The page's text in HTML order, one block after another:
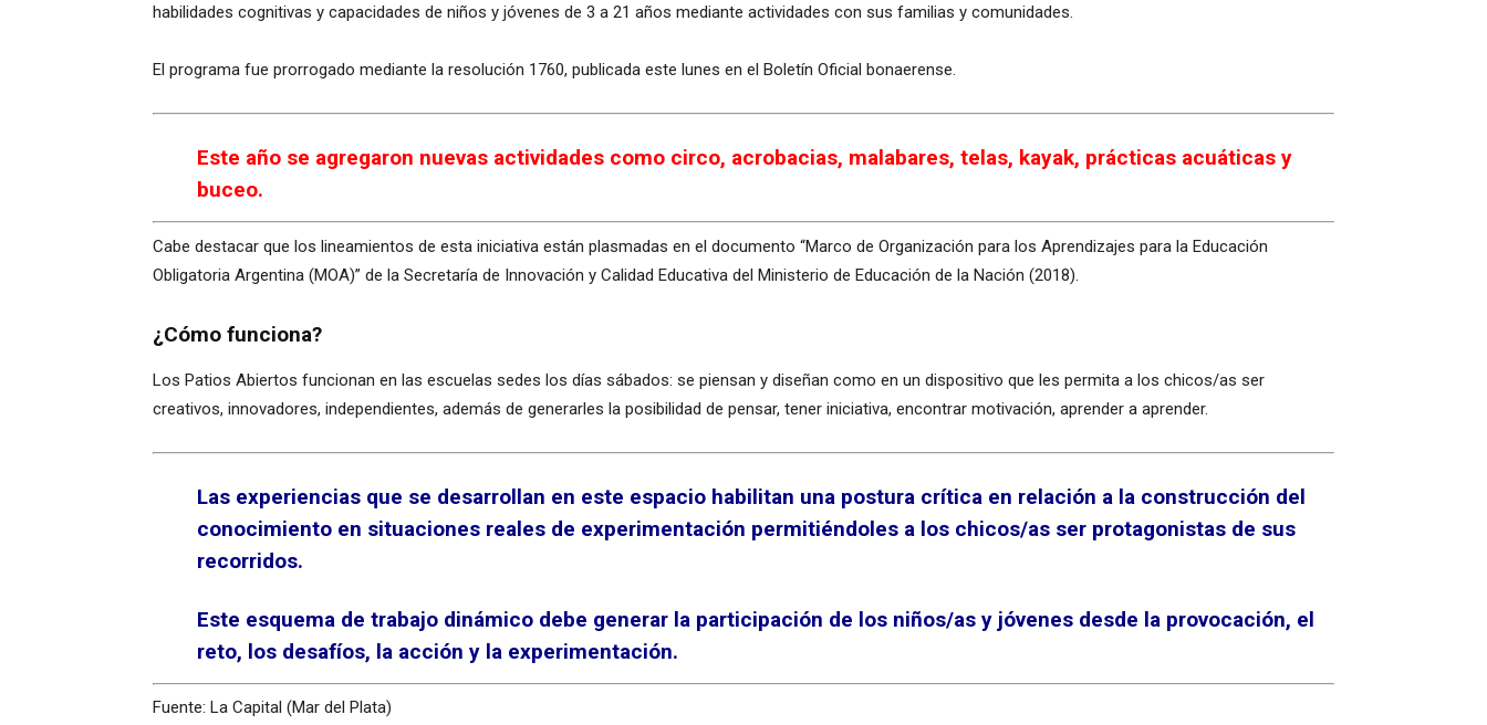
habilidades cognitivas y capacidades de niños y jóvenes de 3 a 21 años mediante actividades con sus familias y comunidades.
El programa fue prorrogado mediante la resolución 1760, publicada este lunes en el Boletín Oficial bonaerense.
Este año se agregaron nuevas actividades como circo, acrobacias, malabares, telas, kayak, prácticas acuáticas y
buceo.
Cabe destacar que los lineamientos de esta iniciativa están plasmadas en el documento “Marco de Organización para los Aprendizajes para la Educación
Obligatoria Argentina (MOA)” de la Secretaría de Innovación y Calidad Educativa del Ministerio de Educación de la Nación (2018).
¿Cómo funciona?
Los Patios Abiertos funcionan en las escuelas sedes los días sábados: se piensan y diseñan como en un dispositivo que les permita a los chicos/as ser
creativos, innovadores, independientes, además de generarles la posibilidad de pensar, tener iniciativa, encontrar motivación, aprender a aprender.
Las experiencias que se desarrollan en este espacio habilitan una postura crítica en relación a la construcción del
conocimiento en situaciones reales de experimentación permitiéndoles a los chicos/as ser protagonistas de sus
recorridos.
Este esquema de trabajo dinámico debe generar la participación de los niños/as y jóvenes desde la provocación, el
reto, los desafíos, la acción y la experimentación.
Fuente: La Capital (Mar del Plata)